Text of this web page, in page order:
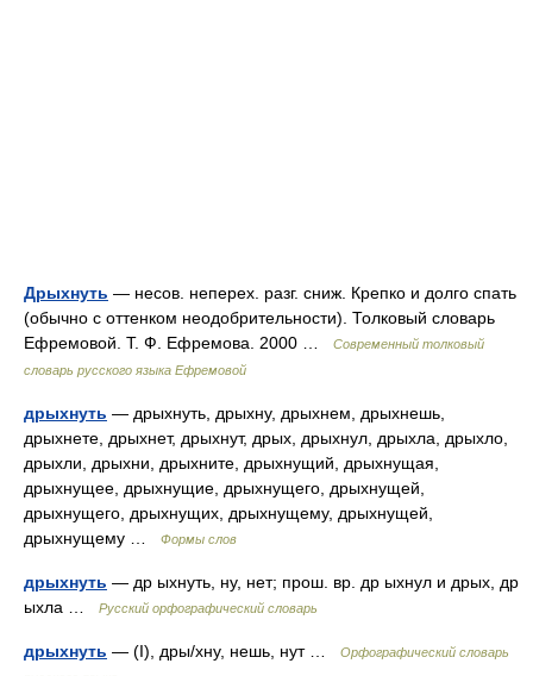
Дрыхнуть — несов. неперех. разг. сниж. Крепко и долго спать
(обычно с оттенком неодобрительности). Толковый словарь
Ефремовой. Т. Ф. Ефремова. 2000 …
Современный толковый
словарь русского языка Ефремовой
дрыхнуть — дрыхнуть, дрыхну, дрыхнем, дрыхнешь,
дрыхнете, дрыхнет, дрыхнут, дрых, дрыхнул, дрыхла, дрыхло,
дрыхли, дрыхни, дрыхните, дрыхнущий, дрыхнущая,
дрыхнущее, дрыхнущие, дрыхнущего, дрыхнущей,
дрыхнущего, дрыхнущих, дрыхнущему, дрыхнущей,
дрыхнущему …
Формы слов
дрыхнуть — др ыхнуть, ну, нет; прош. вр. др ыхнул и дрых, др
ыхла …
Русский орфографический словарь
дрыхнуть — (I), дры/хну, нешь, нут …
Орфографический словарь